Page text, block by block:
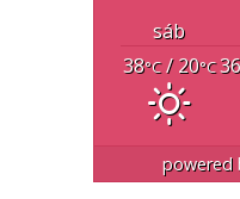
sáb
38°C/ 20°C36
powered